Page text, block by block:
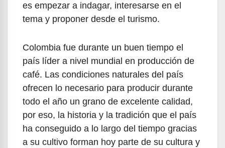
es empezar a indagar, interesarse en el
tema y proponer desde el turismo.
Colombia fue durante un buen tiempo el
país líder a nivel mundial en producción de
café. Las condiciones naturales del país
ofrecen lo necesario para producir durante
todo el año un grano de excelente calidad,
por eso, la historia y la tradición que el país
ha conseguido a lo largo del tiempo gracias
a su cultivo forman hoy parte de su cultura y